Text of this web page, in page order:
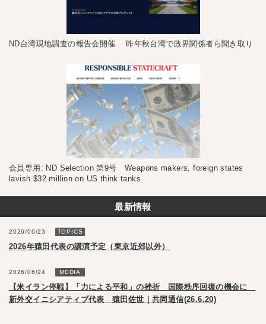
ND台湾現地調査の報告会開催 昨年秋台湾で政界関係者ら聞き取り
会員専用: ND Selection 第9号 Weapons makers, foreign states
lavish $32 million on US think tanks
最新情報
2026/06/23 TOPICS
2026年猿田代表の講演予定（東京近郊以外）
2026/06/24 MEDIA
【米イラン停戦】「力による平和」の挫折 国際秩序回復の機会に
新外交イニシアティブ代表 猿田佐世｜共同通信(26.6.20)